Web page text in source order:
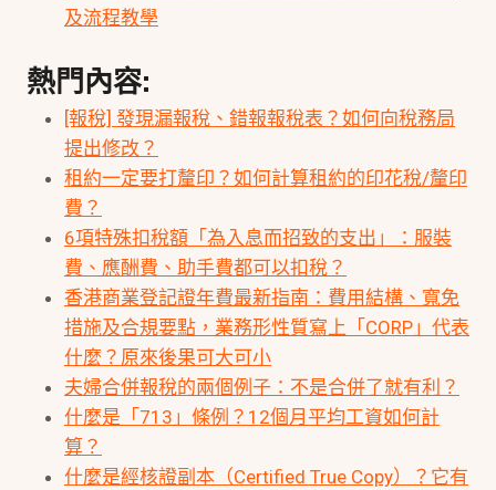
及流程教學
熱門內容:
[報稅] 發現漏報稅、錯報報稅表？如何向稅務局
提出修改？
租約一定要打釐印？如何計算租約的印花稅/釐印
費？
6項特殊扣稅額「為入息而招致的支出」：服裝
費、應酬費、助手費都可以扣稅？
香港商業登記證年費最新指南：費用結構、寬免
措施及合規要點，業務形性質寫上「CORP」代表
什麼？原來後果可大可小
夫婦合併報稅的兩個例子：不是合併了就有利？
什麼是「713」條例？12個月平均工資如何計
算？
什麼是經核證副本（Certified True Copy）？它有